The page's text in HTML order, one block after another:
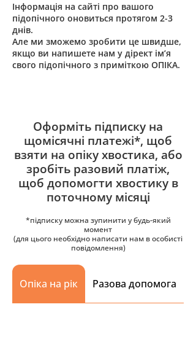
Інформація на сайті про вашого
підопічного оновиться протягом 2-3
днів.
Але ми зможемо зробити це швидше,
якщо ви напишете нам у дірект ім’я
свого підопічного з приміткою ОПІКА.
Оформіть підписку на
щомісячні платежі*, щоб
взяти на опіку хвостика, або
зробіть разовий платіж,
щоб допомогти хвостику в
поточному місяці
*підписку можна зупинити у будь-який
момент
(для цього необхідно написати нам в особисті
повідомлення)
Опіка на рік Разова допомога